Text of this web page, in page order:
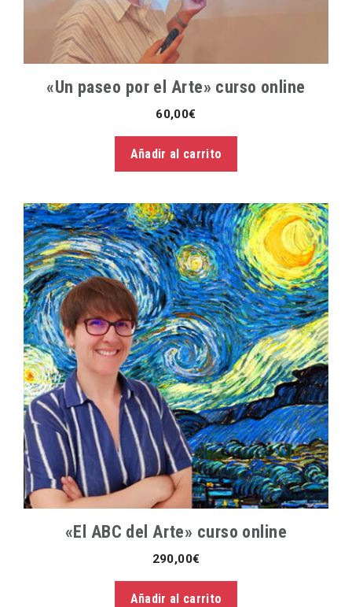
«Un paseo por el Arte» curso online
60,00€
Añadir al carrito
«El ABC del Arte» curso online
290,00€
Añadir al carrito